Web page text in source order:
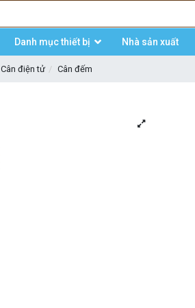
Danh mục thiết bị Nhà sản xuất
Cân điện tử Cân đếm